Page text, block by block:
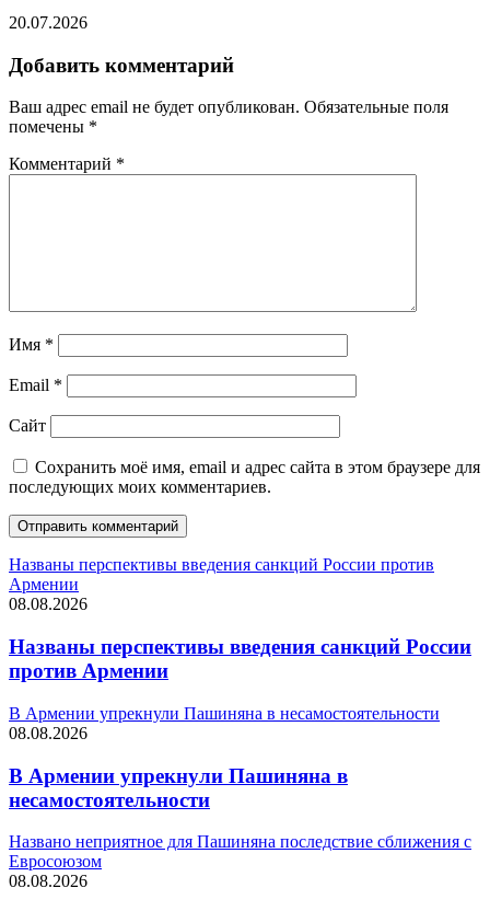
20.07.2026
Добавить комментарий
Ваш адрес email не будет опубликован. Обязательные поля
помечены *
Комментарий *
Имя *
Email *
Сайт
Сохранить моё имя, email и адрес сайта в этом браузере для
последующих моих комментариев.
Названы перспективы введения санкций России против
Армении
08.08.2026
Названы перспективы введения санкций России
против Армении
В Армении упрекнули Пашиняна в несамостоятельности
08.08.2026
В Армении упрекнули Пашиняна в
несамостоятельности
Названо неприятное для Пашиняна последствие сближения с
Евросоюзом
08.08.2026